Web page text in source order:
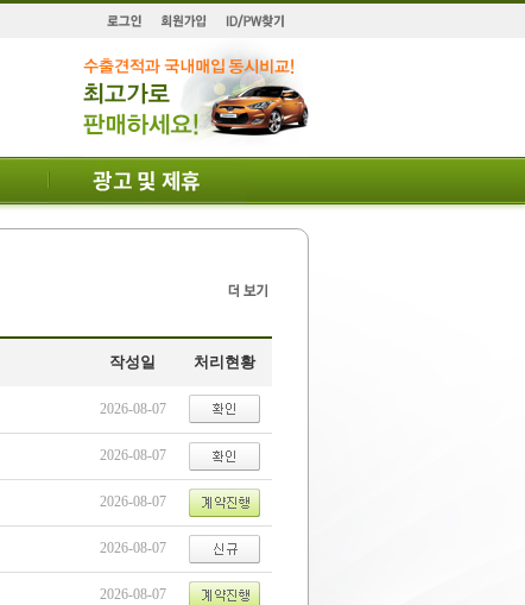
작성일 처리현황
2026-08-07
2026-08-07
2026-08-07
2026-08-07
2026-08-07